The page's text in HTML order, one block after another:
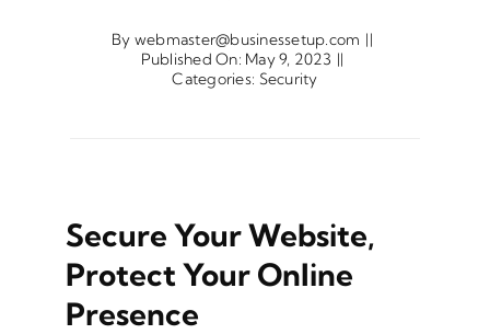
By webmaster@businessetup.com ||
Published On: May 9, 2023 ||
Categories: Security
Secure Your Website,
Protect Your Online
Presence